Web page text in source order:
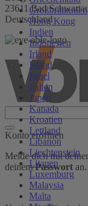
Großbritannien
Hong Kong
Indien
Indonesien
Irland
Island
Israel
Italien
Japan
Kanada
Kroatien
Lettland
Libanon
Liechtenstein
Litauen
Luxemburg
Malaysia
Malta
23611 Bad
Deutschland
Konto eröffnen
Melde dich mit
deinemPasswort an.